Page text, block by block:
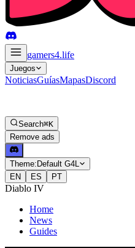
gamers4.life
Juegos
NoticiasGuíasMapasDiscord
Search⌘K
Remove ads
Theme: Default G4L
EN
ES PT
Diablo IV
Home
News
Guides